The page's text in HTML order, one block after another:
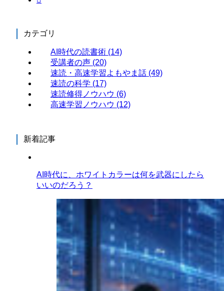
カテゴリ
AI時代の読書術 (14)
受講者の声 (20)
速読・高速学習よもやま話 (49)
速読の科学 (17)
速読修得ノウハウ (6)
高速学習ノウハウ (12)
新着記事
AI時代に、ホワイトカラーは何を武器にしたら
いいのだろう？